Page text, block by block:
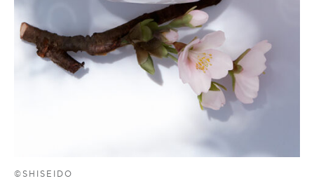
©SHISEIDO